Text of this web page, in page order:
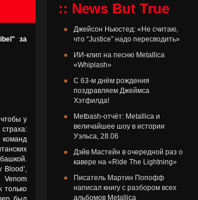
за
у
Blood’,
только
:: News But True
Джейсон Ньюстед: «Не считаю,
что “Justice” надо пересводить»
ИИ-клип на песню Metallica
«Whiplash»
С 63-м днём рождения
поздравляем Джеймса
Хэтфилда!
Metbash-отчёт: Metallica и
величайшее шоу в истории
Уэльса, 28.06
Дэйв Мастейн в очередной раз о
кавере на «Ride The Lightning»
Писатель Мартин Попофф
написал книгу с разбором всех
альбомов Metallica